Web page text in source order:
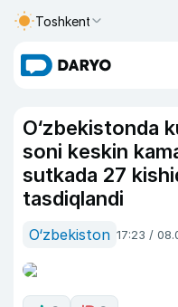
Toshkent
O‘zbekistonda
soni keskin
sutkada 27
tasdiqlandi
O‘zbekiston 17:23 /